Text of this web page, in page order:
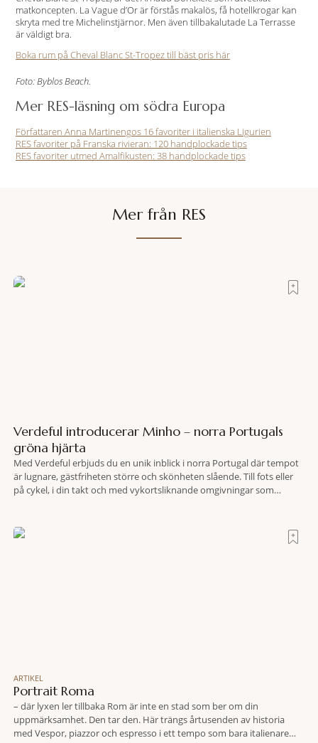
matkoncepten. La Vague d’Or är förstås makalös, få hotellkrogar kan
skryta med tre Michelinstjärnor. Men även tillbakalutade La Terrasse
är väldigt bra.
Boka rum på Cheval Blanc St-Tropez till bäst pris här
Foto: Byblos Beach.
Mer RES-läsning om södra Europa
Författaren Anna Martinengos 16 favoriter i italienska Ligurien
RES favoriter på Franska rivieran: 120 handplockade tips
RES favoriter utmed Amalfikusten: 38 handplockade tips
Mer från RES
Verdeful introducerar Minho – norra Portugals
gröna hjärta
Med Verdeful erbjuds du en unik inblick i norra Portugal där tempot
är lugnare, gästfriheten större och skönheten slående. Till fots eller
på cykel, i din takt och med vykortsliknande omgivningar som
travel när det
ARTIKEL
Portrait Roma
– där lyxen ler tillbaka Rom är inte en stad som ber om din
uppmärksamhet. Den tar den. Här trängs årtusenden av historia
med Vespor, piazzor och espresso i ett tempo som bara italienare